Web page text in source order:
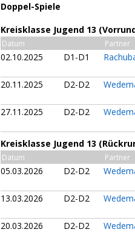
Doppel-Spiele
Kreisklasse Jugend 13
Datum Partner
02.10.2025 D1-D1
20.11.2025 D2-D2
27.11.2025 D2-D2
Kreisklasse Jugend 13
Datum Partner
05.03.2026 D2-D2
13.03.2026 D2-D2
20.03.2026 D2-D2